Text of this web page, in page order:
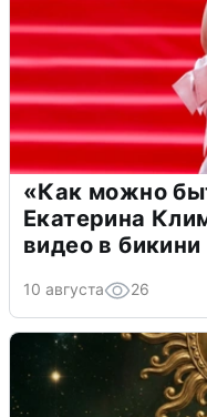
«Как можно
Екатерина
видео в бикини
10 августа 26